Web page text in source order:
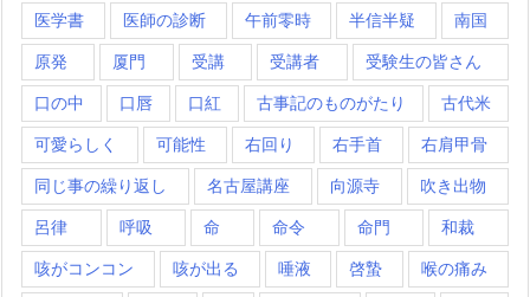
医学書 医師の診断 午前零時 半信半疑 南国
原発 厦門 受講 受講者 受験生の皆さん
口の中 口唇 口紅 古事記のものがたり 古代米
可愛らしく 可能性 右回り 右手首 右肩甲骨
同じ事の繰り返し 名古屋講座 向源寺 吹き出物
呂律 呼吸 命 命令 命門 和裁
咳がコンコン 咳が出る 唾液 啓蟄 喉の痛み